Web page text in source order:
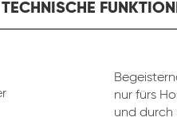
TECHNISCHE
nur fürs
und durch